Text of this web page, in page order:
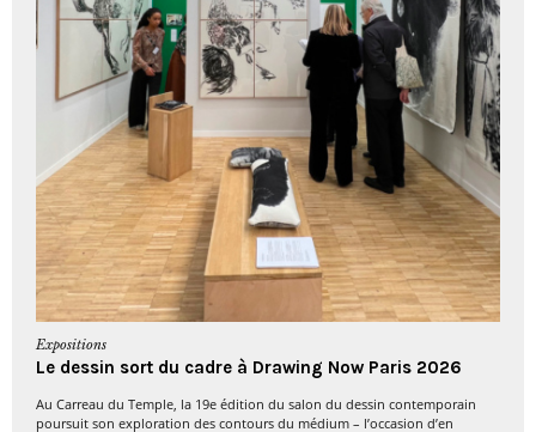
Expositions
Le dessin sort du cadre à Drawing Now Paris 2026
Au Carreau du Temple, la 19e édition du salon du dessin contemporain
poursuit son exploration des contours du médium – l’occasion d’en